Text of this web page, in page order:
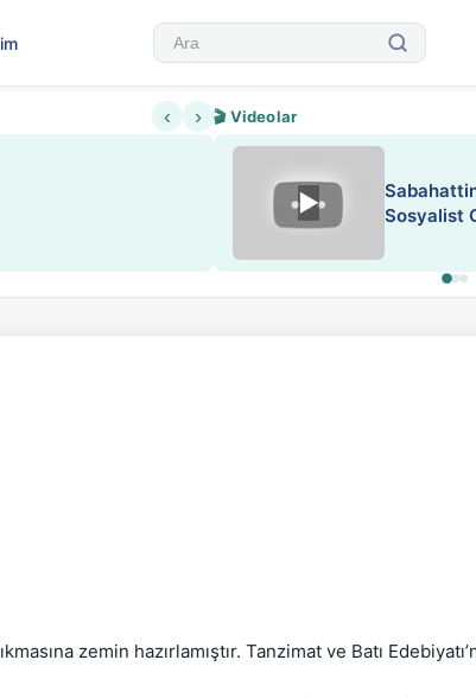
‹ ›
ESA 'da
🎬 Videolar
▶
ATEŞ
LONDON
zemin hazırlamıştır. Tanzimat ve Batı